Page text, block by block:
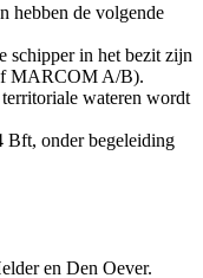
hebben de volgende
schipper in het bezit zijn
MARCOM A/B).
wateren wordt
Bft, onder begeleiding
en Den Oever.